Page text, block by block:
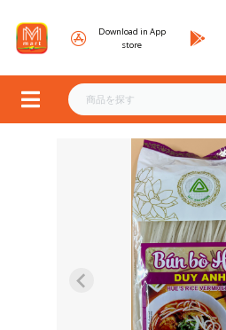
Download in App
store